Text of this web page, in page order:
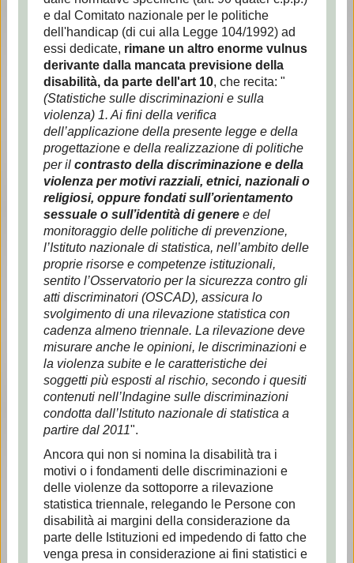
e dal Comitato nazionale per le politiche
dell'handicap (di cui alla Legge 104/1992) ad
essi dedicate, rimane un altro enorme vulnus
derivante dalla mancata previsione della
disabilità, da parte dell'art 10, che recita: "
(Statistiche sulle discriminazioni e sulla
violenza) 1. Ai fini della verifica
dell’applicazione della presente legge e della
progettazione e della realizzazione di politiche
per il contrasto della discriminazione e della
violenza per motivi razziali, etnici, nazionali o
religiosi, oppure fondati sull’orientamento
sessuale o sull’identità di generee del
monitoraggio delle politiche di prevenzione,
l’Istituto nazionale di statistica, nell’ambito delle
proprie risorse e competenze istituzionali,
sentito l’Osservatorio per la sicurezza contro gli
atti discriminatori (OSCAD), assicura lo
svolgimento di una rilevazione statistica con
cadenza almeno triennale. La rilevazione deve
misurare anche le opinioni, le discriminazioni e
la violenza subite e le caratteristiche dei
soggetti più esposti al rischio, secondo i quesiti
contenuti nell’Indagine sulle discriminazioni
condotta dall’Istituto nazionale di statistica a
partire dal 2011".
Ancora qui non si nomina la disabilità tra i
motivi o i fondamenti delle discriminazioni e
delle violenze da sottoporre a rilevazione
statistica triennale, relegando le Persone con
disabilità ai margini della considerazione da
parte delle Istituzioni ed impedendo di fatto che
venga presa in considerazione ai fini statistici e